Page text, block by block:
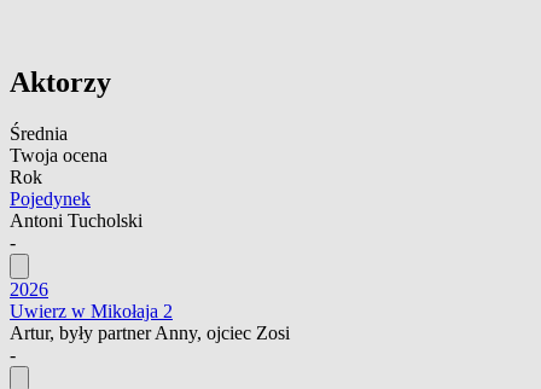
Aktorzy
Średnia
Twoja ocena
Rok
Pojedynek
Antoni Tucholski
-
2026
Uwierz w Mikołaja 2
Artur, były partner Anny, ojciec Zosi
-